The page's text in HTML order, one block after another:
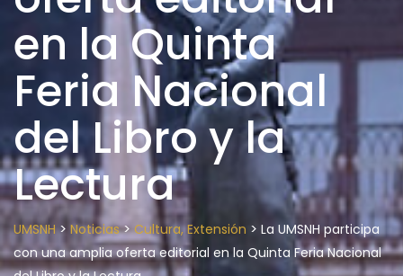
en la Quinta
Feria Nacional
del Libro y la
Lectura
UMSNH> Noticias>Cultura, Extensión > La UMSNH participa
con una amplia oferta editorial en la Quinta Feria Nacional